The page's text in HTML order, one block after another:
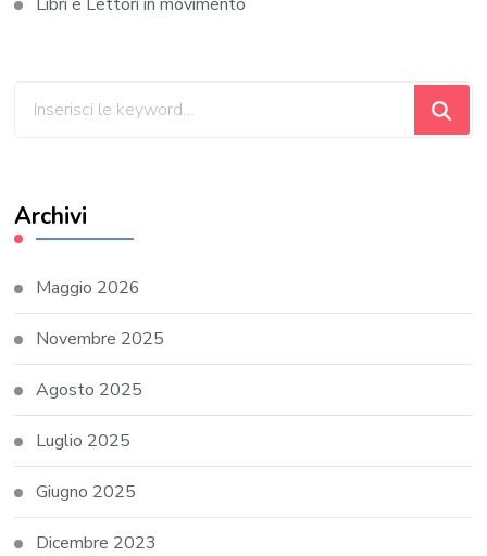
Archivi
Maggio 2026
Novembre 2025
Agosto 2025
Luglio 2025
Giugno 2025
Dicembre 2023